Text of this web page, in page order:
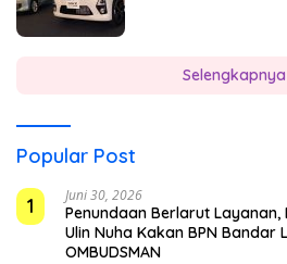
Selengkapnya
Popular Post
1
Juni 30, 2026
Penundaan Berlarut Layanan,
Ulin Nuha Kakan BPN Bandar
OMBUDSMAN